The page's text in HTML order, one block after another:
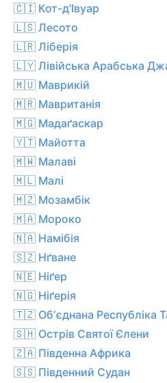
🇨🇮 Кот-д'Івуар
🇱🇸 Лесото
🇱🇷 Ліберія
🇱🇾 Лівійська Арабська
🇲🇺 Маврикій
🇲🇷 Мавританія
🇲🇬 Мадаґаскар
🇾🇹 Майотта
🇲🇼 Малаві
🇲🇱 Малі
🇲🇿 Мозамбік
🇲🇦 Мороко
🇳🇦 Намібія
🇸🇿 Нґване
🇳🇪 Ніґер
🇳🇬 Ніґерія
🇹🇿 Обʼєднана Республіка
🇸🇭 Острів Святої Єлени
🇿🇦 Південна Африка
🇸🇸 Південний Судан